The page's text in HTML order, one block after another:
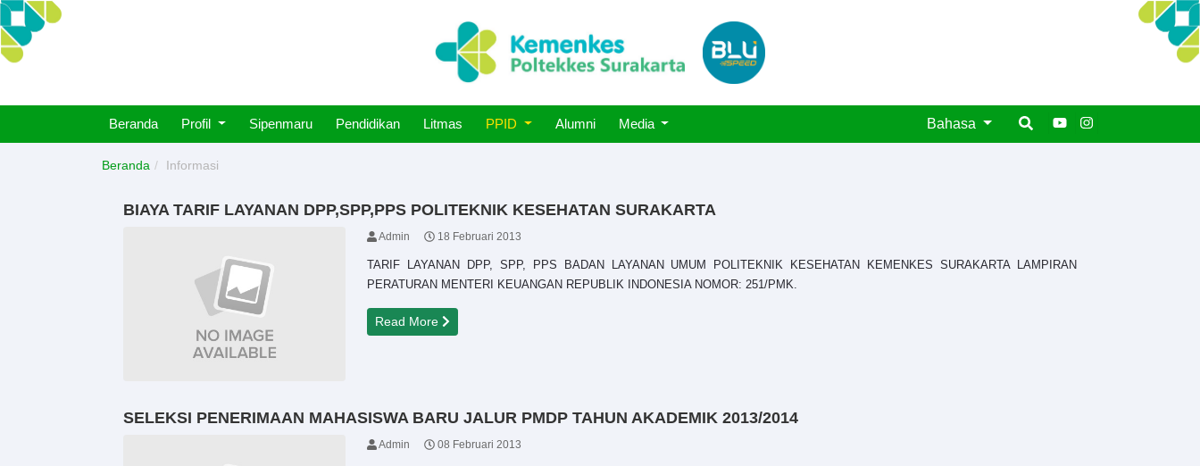
Beranda Profil Sipenmaru Pendidikan Litmas PPID Alumni Media Bahasa
Beranda Informasi
BIAYA TARIF LAYANAN DPP,SPP,PPS POLITEKNIK KESEHATAN SURAKARTA
Admin 18 Februari 2013
TARIF LAYANAN DPP, SPP, PPS BADAN LAYANAN UMUM POLITEKNIK KESEHATAN KEMENKES SURAKARTA LAMPIRAN
PERATURAN MENTERI KEUANGAN REPUBLIK INDONESIA NOMOR: 251/PMK.
Read More
SELEKSI PENERIMAAN MAHASISWA BARU JALUR PMDP TAHUN AKADEMIK 2013/2014
Admin 08 Februari 2013